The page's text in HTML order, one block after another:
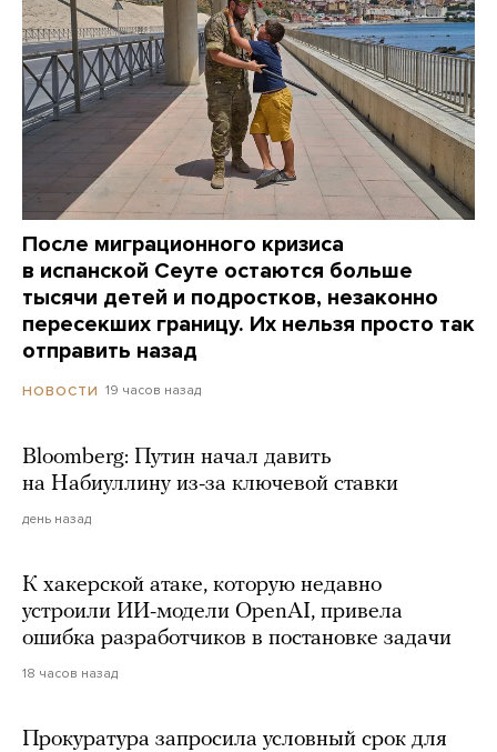
После миграционного кризиса
в испанской Сеуте остаются больше
тысячи детей и подростков, незаконно
пересекших границу. Их нельзя просто так
отправить назад
НОВОСТИ 19 часов назад
Bloomberg: Путин начал давить
на Набиуллину из-за ключевой ставки
день назад
К хакерской атаке, которую недавно
устроили ИИ-модели OpenAI, привела
ошибка разработчиков в постановке задачи
18 часов назад
Прокуратура запросила условный срок для